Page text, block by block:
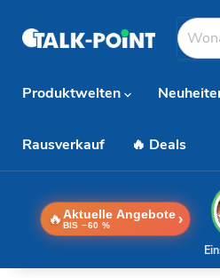
Produktwelten
Rausverkauf 🔥 Deals
🔥 Aktuelle Angebote
BIS −60 % ›